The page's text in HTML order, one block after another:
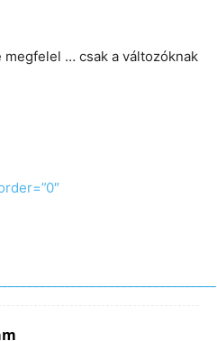
… csak a változóknak